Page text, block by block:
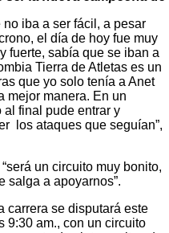
iba a ser fácil, a pesar
el día de hoy fue muy
fuerte, sabía que se iban a
Tierra de Atletas es un
que yo solo tenía a Anet
mejor manera. En un
al final pude entrar y
los ataques que seguían”,
un circuito muy bonito,
salga a apoyarnos”.
carrera se disputará este
9:30 am., con un circuito